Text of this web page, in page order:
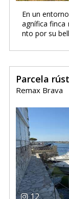
En un
agnífica finca
nto por su
Parcela
Remax Brava
12